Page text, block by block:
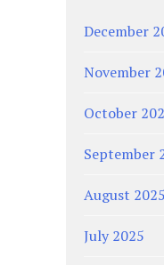
December
November
October
September
August 2025
July 2025